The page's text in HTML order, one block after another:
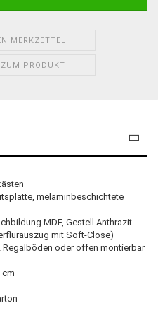
MERKZETTEL
ZUM PRODUKT
melaminbeschichtete
MDF, Gestell Anthrazit
mit Soft-Close)
oder offen montierbar
cm